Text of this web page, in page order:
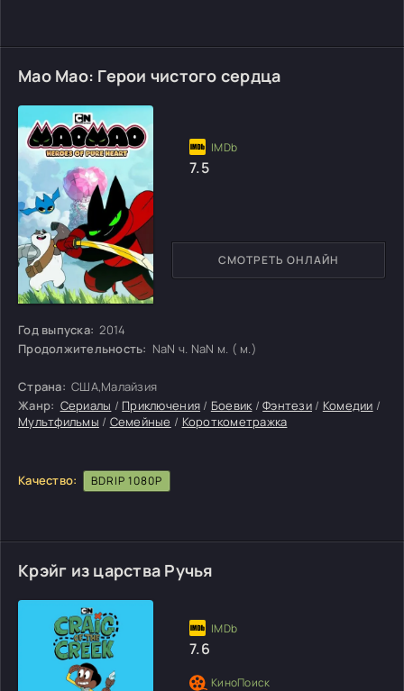
Мао Мао: Герои чистого сердца
Год выпуска: 2014
Продолжительность: NaN ч. NaN м. ( м.)
Страна: США,Малайзия
Жанр: Сериалы / Приключения / Боевик/Фэнтези / Комедии /
Мультфильмы / Семейные / Короткометражка
Качество: BDRIP 1080P
СМОТРЕТЬ ОНЛАЙН
7.5
Крэйг из царства Ручья
7.6